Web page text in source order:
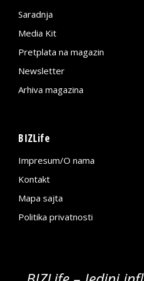
Saradnja
Media Kit
Pretplata na magazin
Newsletter
Arhiva magazina
BIZLife
Impresum/O nama
Kontakt
Mapa sajta
Politika privatnosti